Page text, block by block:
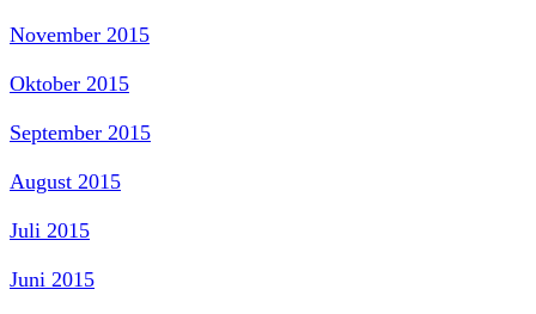
November 2015
Oktober 2015
September 2015
August 2015
Juli 2015
Juni 2015